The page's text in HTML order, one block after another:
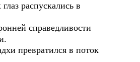
распускались в
справедливости
превратился в поток